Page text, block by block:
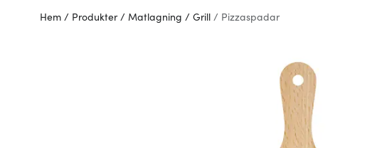
Hem / Produkter / Matlagning / Grill / Pizzaspadar